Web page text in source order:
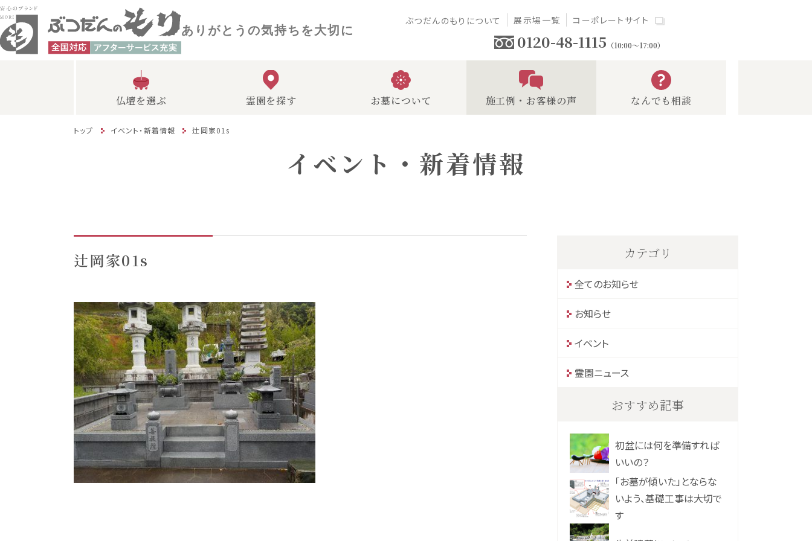
ありがとうの気持ちを大切に
ぶつだんのもりについて 展示場一覧 コーポレートサイト
0120-48-1115 （10:00～17:00）
仏壇を選ぶ 霊園を探す お墓について 施工例・お客様の声 なんでも相談
トップ イベント・新着情報 辻岡家01s
イベント・新着情報
辻岡家01s カテゴリ
全てのお知らせ
お知らせ
イベント
霊園ニュース
おすすめ記事
初盆には何を準備すれば
いいの？
「お墓が傾いた」とならな
いよう、基礎工事は大切で
す